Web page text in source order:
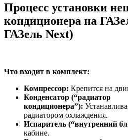
Процесс установки
кондиционера на
ГАЗель Next)
Что входит в комплект:
Компрессор: Крепится на
Конденсатор (“радиатор
кондиционера”):
радиатором охлаждения.
Испаритель (“внутренний
кабине.